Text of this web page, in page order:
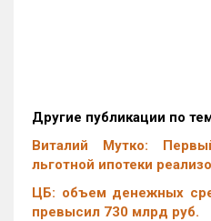
Другие публикации по
Виталий Мутко:
льготной ипотеки
ЦБ: объем денежных
превысил 730 млрд руб.